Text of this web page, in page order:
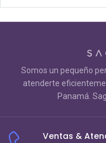
Somos un pequeño
atenderte
Panamá.
Ventas &